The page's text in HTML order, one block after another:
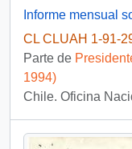
Informe mensual
CL CLUAH 1-91-
Parte de
1994)
Chile. Oficina